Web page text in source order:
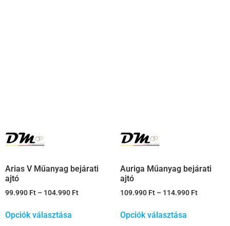
Arias V Műanyag bejárati
ajtó
99.990 Ft – 104.990 Ft
Opciók választása
Auriga Műanyag bejárati
ajtó
109.990 Ft – 114.990 Ft
Opciók választása